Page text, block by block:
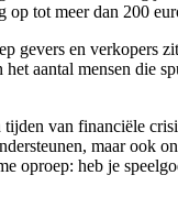
op tot meer dan 200
en verkopers
aantal mensen die
van financiële
maar ook
oproep: heb je